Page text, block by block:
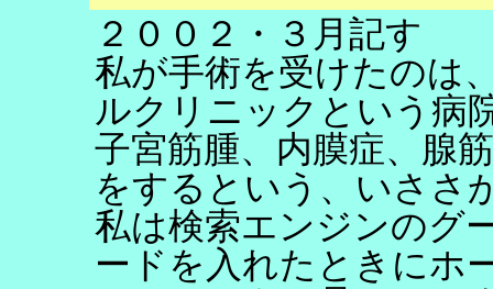
２００２・３月記す
私が手術を受けたのは
ルクリニックという病
子宮筋腫、内膜症、腺
をするという、いささ
私は検索エンジンのグ
ードを入れたときにホ